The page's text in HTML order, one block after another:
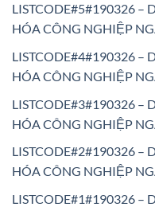
LISTCODE#5#190326 –
HÓA CÔNG NGHIỆP
LISTCODE#4#190326 –
HÓA CÔNG NGHIỆP
LISTCODE#3#190326 –
HÓA CÔNG NGHIỆP
LISTCODE#2#190326 –
HÓA CÔNG NGHIỆP
LISTCODE#1#190326 –